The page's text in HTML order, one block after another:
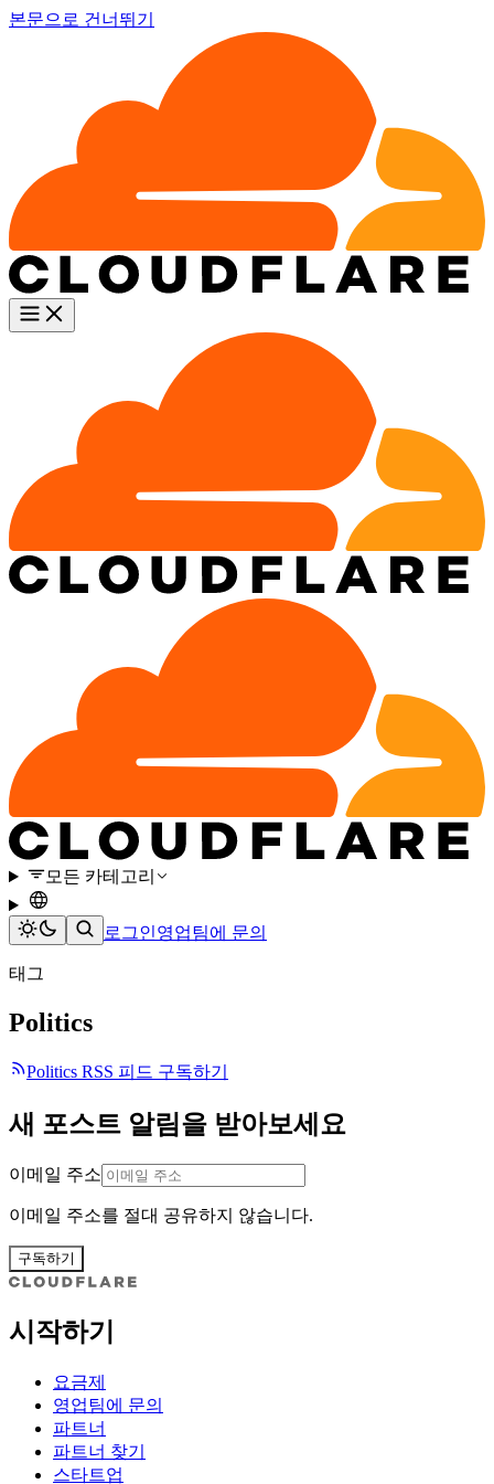
본문으로 건너뛰기
모든 카테고리
로그인영업팀에 문의
태그
Politics
Politics RSS 피드 구독하기
새 포스트 알림을 받아보세요
이메일 주소
이메일 주소를 절대 공유하지 않습니다.
구독하기
시작하기
요금제
영업팀에 문의
파트너
파트너 찾기
스타트업